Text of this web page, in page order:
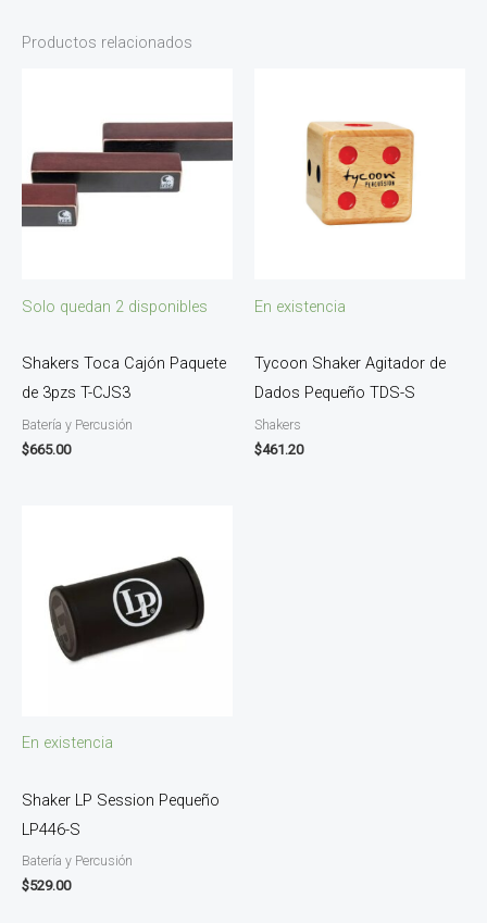
Productos relacionados
Solo quedan 2 disponibles
Shakers Toca Cajón Paquete
de 3pzs T-CJS3
Batería y Percusión
$665.00
En existencia
Tycoon Shaker Agitador de
Dados Pequeño TDS-S
Shakers
$461.20
En existencia
Shaker LP Session Pequeño
LP446-S
Batería y Percusión
$529.00